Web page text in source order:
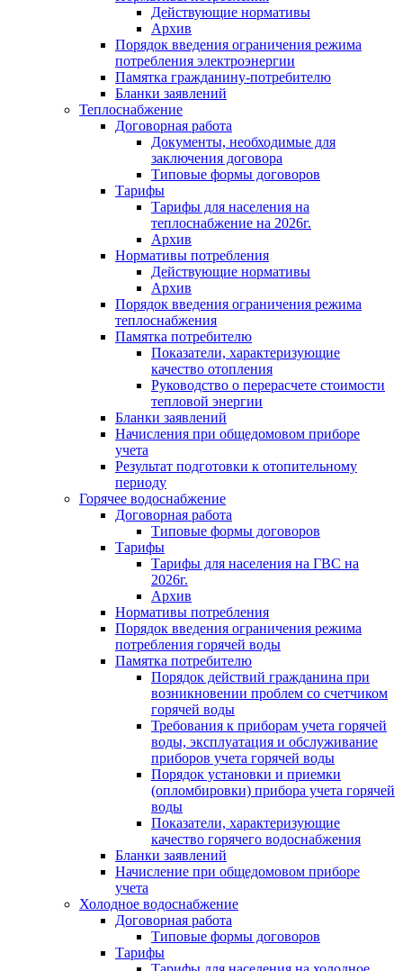
Действующие нормативы
Архив
Порядок введения ограничения режима
потребления электроэнергии
Памятка гражданину-потребителю
Бланки заявлений
Теплоснабжение
Договорная работа
Документы, необходимые для
заключения договора
Типовые формы договоров
Тарифы
Тарифы для населения на
теплоснабжение на 2026г.
Архив
Нормативы потребления
Действующие нормативы
Архив
Порядок введения ограничения режима
теплоснабжения
Памятка потребителю
Показатели, характеризующие
качество отопления
Руководство о перерасчете стоимости
тепловой энергии
Бланки заявлений
Начисления при общедомовом приборе
учета
Результат подготовки к отопительному
периоду
Горячее водоснабжение
Договорная работа
Типовые формы договоров
Тарифы
Тарифы для населения на ГВС на
2026г.
Архив
Нормативы потребления
Порядок введения ограничения режима
потребления горячей воды
Памятка потребителю
Порядок действий гражданина при
возникновении проблем со счетчиком
горячей воды
Требования к приборам учета горячей
воды, эксплуатация и обслуживание
приборов учета горячей воды
Порядок установки и приемки
(опломбировки) прибора учета горячей
воды
Показатели, характеризующие
качество горячего водоснабжения
Бланки заявлений
Начисление при общедомовом приборе
учета
Холодное водоснабжение
Договорная работа
Типовые формы договоров
Тарифы